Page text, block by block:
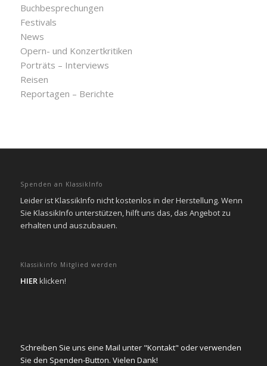
Buchbesprechungen
Festivals
News
Opern- und Konzertkritiken
Porträts – Interviews
Reisen
Reportagen – Berichte
Spenden an KlassikInfo
Leider ist KlassikInfo nicht kostenlos in der Herstellung. Wenn
Sie KlassikInfo unterstützen, hilft uns das, das Angebot zu
erhalten und auszubauen.
Klassikinfo Mitglied werden
HIERklicken!
Schreiben Sie uns eine Mail unter "Kontakt" oder verwenden
Sie den Spenden-Button. Vielen Dank!